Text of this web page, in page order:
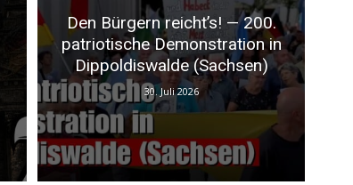
Den Bürgern reicht’s! — 200.
patriotische Demonstration in
Dippoldiswalde (Sachsen)
30. Juli 2026